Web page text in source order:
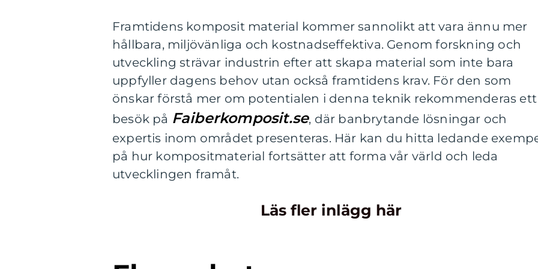
Framtidens komposit material kommer sannolikt att vara ännu mer
hållbara, miljövänliga och kostnadseffektiva. Genom forskning och
utveckling strävar industrin efter att skapa material som inte bara
uppfyller dagens behov utan också framtidens krav. För den som
önskar förstå mer om potentialen i denna teknik rekommenderas ett
besök på Faiberkomposit.se, där banbrytande lösningar och
expertis inom området presenteras. Här kan du hitta ledande
på hur kompositmaterial fortsätter att forma vår värld och leda
utvecklingen framåt.
Läs fler inlägg här